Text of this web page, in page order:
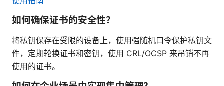
如何确保证书的安全性？
将私钥保存在受限的设备上，使用强随机口令保护私钥文
件，定期轮换证书和密钥，使用 CRL/OCSP 来吊销不再
使用的证书。